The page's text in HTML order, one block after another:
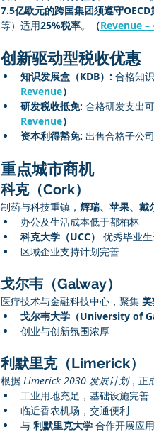
7.5亿欧元的跨国集团须遵守
等）适用25%税率。 （Revenue –
创新驱动型税收优惠
知识发展盒（KDB）: 合格知
Revenue）
研发税收抵免: 合格研发支出
Revenue）
资本利得豁免: 出售合格子公
重点城市商机
科克（Cork）
制药与科技重镇， 辉瑞、苹果、戴
办公及生活成本低于都柏林
科克大学（UCC）
优秀毕业
区域企业支持计划完善
戈尔韦（Galway）
医疗技术与金融科技中心，聚集 美
戈尔韦大学（University of
创业与创新氛围浓厚
利默里克（Limerick）
根据 Limerick 2030 发展计划，正
工业用地充足，基础设施完善
临近香农机场，交通便利
与 利默里克大学 合作开展应